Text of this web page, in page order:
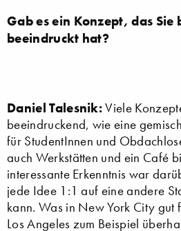
Gab es ein Konzept, das Sie
beeindruckt hat?
Daniel Talesnik:Viele
beeindruckend, wie eine
für StudentInnen und
auch Werkstätten und ein Café
interessante Erkenntnis war
jede Idee 1:1 auf eine andere
kann. Was in New York City gut
Los Angeles zum Beispiel